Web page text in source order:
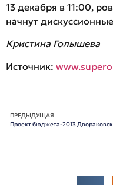
13 декабря в 11:00,
начнут
Кристина Голышева
Источник:
ПРЕДЫДУЩАЯ